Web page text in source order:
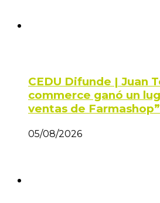
CEDU Difunde | Juan
commerce ganó un
ventas de Farmashop”
05/08/2026